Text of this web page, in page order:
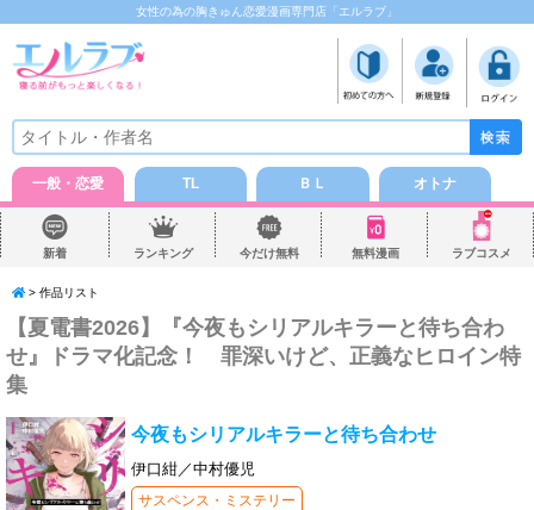
女性の為の胸きゅん恋愛漫画専門店「エルラブ」
一般・恋愛 TL ＢＬ オトナ
新着 ランキング 今だけ無料 無料漫画 ラブコスメ
> 作品リスト
【夏電書2026】『今夜もシリアルキラーと待ち合わ
せ』ドラマ化記念！ 罪深いけど、正義なヒロイン特
集
今夜もシリアルキラーと待ち合わせ
伊口紺／中村優児
サスペンス・ミステリー